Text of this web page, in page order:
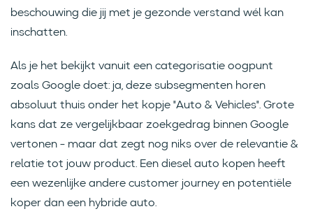
beschouwing die jij met je gezonde verstand wél kan
inschatten.
Als je het bekijkt vanuit een categorisatie oogpunt
zoals Google doet: ja, deze subsegmenten horen
absoluut thuis onder het kopje "Auto & Vehicles". Grote
kans dat ze vergelijkbaar zoekgedrag binnen Google
vertonen - maar dat zegt nog niks over de relevantie &
relatie tot jouw product. Een diesel auto kopen heeft
een wezenlijke andere customer journey en potentiële
koper dan een hybride auto.